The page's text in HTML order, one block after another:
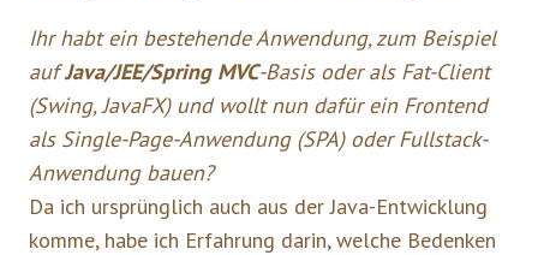
Ihr habt ein bestehende Anwendung, zum Beispiel
auf Java/JEE/Spring MVC-Basis oder als Fat-Client
(Swing, JavaFX) und wollt nun dafür ein Frontend
als Single-Page-Anwendung (SPA) oder Fullstack-
Anwendung bauen?
Da ich ursprünglich auch aus der Java-Entwicklung
komme, habe ich Erfahrung darin, welche Bedenken